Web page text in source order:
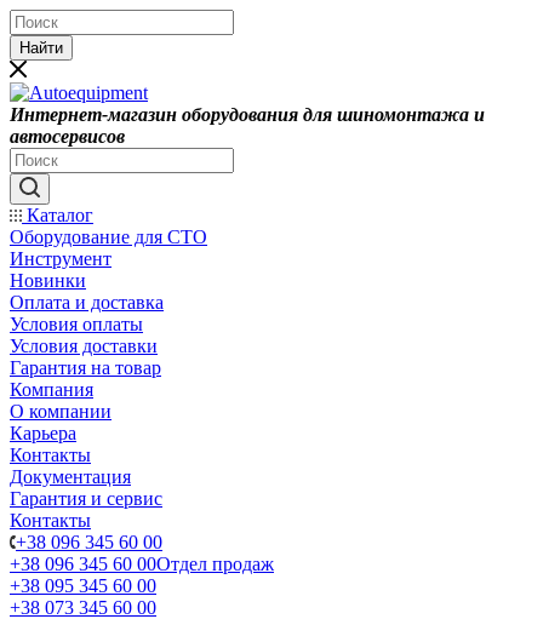
Найти
Интернет-магазин оборудования для шиномонтажа и
автосервисов
Каталог
Оборудование для СТО
Инструмент
Новинки
Оплата и доставка
Условия оплаты
Условия доставки
Гарантия на товар
Компания
О компании
Карьера
Контакты
Документация
Гарантия и сервис
Контакты
+38 096 345 60 00
+38 096 345 60 00Отдел продаж
+38 095 345 60 00
+38 073 345 60 00